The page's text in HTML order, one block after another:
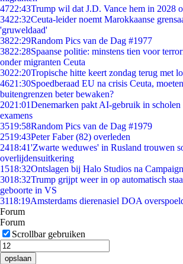
4722:43Trump wil dat J.D. Vance hem in 2028
3422:32Ceuta-leider noemt Marokkaanse
'gruweldaad'
3822:29Random Pics van de Dag #1977
3822:28Spaanse politie: minstens tien voor
onder migranten Ceuta
3022:20Tropische hitte keert zondag terug met
4621:30Spoedberaad EU na crisis Ceuta,
buitengrenzen beter bewaken?
2021:01Denemarken pakt AI-gebruik in scholen
examens
3519:58Random Pics van de Dag #1979
2519:43Peter Faber (82) overleden
2418:41'Zwarte weduwes' in Rusland trouwen
overlijdensuitkering
1518:32Ontslagen bij Halo Studios na
3018:32Trump grijpt weer in op automatisch
geboorte in VS
3118:19Amsterdams dierenasiel DOA
Forum
Forum
Scrollbar gebruiken
opslaan